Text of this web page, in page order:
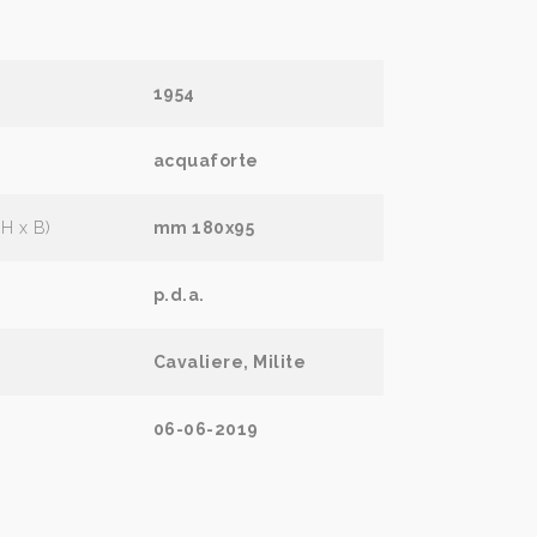
1954
acquaforte
x B) mm 180x95
p.d.a.
Cavaliere, Milite
06-06-2019